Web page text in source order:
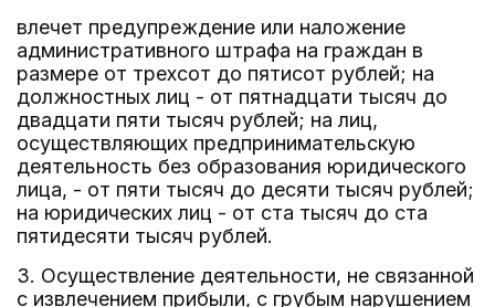
влечет предупреждение или наложение
административного штрафа на граждан в
размере от трехсот до пятисот рублей; на
должностных лиц - от пятнадцати тысяч до
двадцати пяти тысяч рублей; на лиц,
осуществляющих предпринимательскую
деятельность без образования юридического
лица, - от пяти тысяч до десяти тысяч рублей;
на юридических лиц - от ста тысяч до ста
пятидесяти тысяч рублей.
3. Осуществление деятельности, не связанной
с извлечением прибыли, с грубым нарушением